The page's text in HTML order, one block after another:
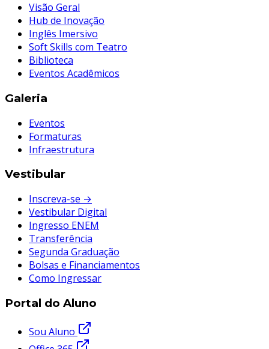
Visão Geral
Hub de Inovação
Inglês Imersivo
Soft Skills com Teatro
Biblioteca
Eventos Acadêmicos
Galeria
Eventos
Formaturas
Infraestrutura
Vestibular
Inscreva-se →
Vestibular Digital
Ingresso ENEM
Transferência
Segunda Graduação
Bolsas e Financiamentos
Como Ingressar
Portal do Aluno
Sou Aluno